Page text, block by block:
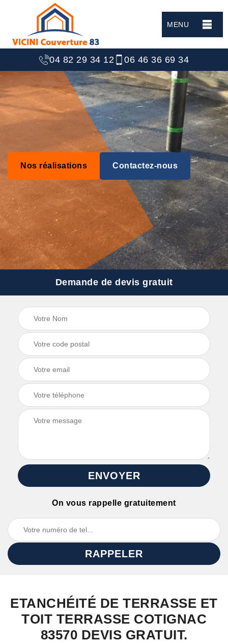
MENU
04 82 29 34 12 06 46 36 69 34
Nos réalisations Contactez-nous
Demande de devis gratuit
On vous rappelle gratuitement
ETANCHÉITÉ DE TERRASSE ET
TOIT TERRASSE COTIGNAC
83570 DEVIS GRATUIT.